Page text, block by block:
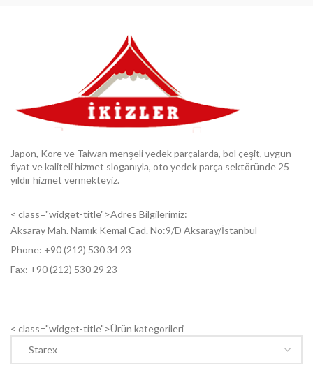
Japon, Kore ve Taiwan menşeli yedek parçalarda, bol çeşit, uygun
fiyat ve kaliteli hizmet sloganıyla, oto yedek parça sektöründe 25
yıldır hizmet vermekteyiz.
< class="widget-title">Adres Bilgilerimiz:
Aksaray Mah. Namık Kemal Cad. No:9/D Aksaray/İstanbul
Phone: +90 (212) 530 34 23
Fax: +90 (212) 530 29 23
< class="widget-title">Ürün kategorileri